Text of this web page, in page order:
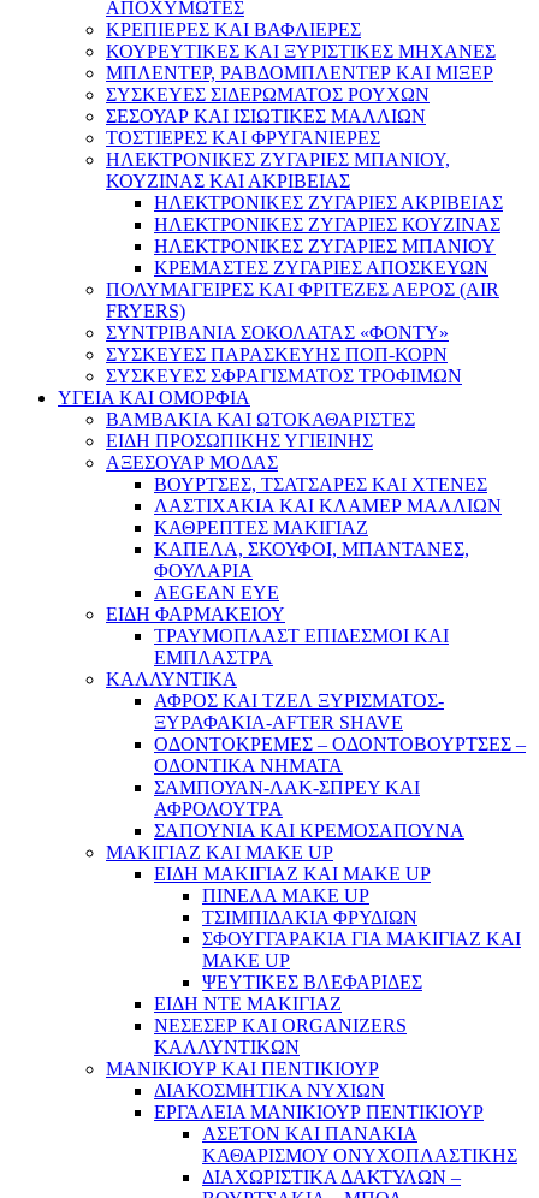
ΑΠΟΧΥΜΩΤΕΣ
ΚΡΕΠΙΕΡΕΣ ΚΑΙ ΒΑΦΛΙΕΡΕΣ
ΚΟΥΡΕΥΤΙΚΕΣ ΚΑΙ ΞΥΡΙΣΤΙΚΕΣ ΜΗΧΑΝΕΣ
ΜΠΛΕΝΤΕΡ, ΡΑΒΔΟΜΠΛΕΝΤΕΡ ΚΑΙ ΜΙΞΕΡ
ΣΥΣΚΕΥΕΣ ΣΙΔΕΡΩΜΑΤΟΣ ΡΟΥΧΩΝ
ΣΕΣΟΥΑΡ ΚΑΙ ΙΣΙΩΤΙΚΕΣ ΜΑΛΛΙΩΝ
ΤΟΣΤΙΕΡΕΣ ΚΑΙ ΦΡΥΓΑΝΙΕΡΕΣ
ΗΛΕΚΤΡΟΝΙΚΕΣ ΖΥΓΑΡΙΕΣ ΜΠΑΝΙΟΥ,
ΚΟΥΖΙΝΑΣ ΚΑΙ ΑΚΡΙΒΕΙΑΣ
ΗΛΕΚΤΡΟΝΙΚΕΣ ΖΥΓΑΡΙΕΣ ΑΚΡΙΒΕΙΑΣ
ΗΛΕΚΤΡΟΝΙΚΕΣ ΖΥΓΑΡΙΕΣ ΚΟΥΖΙΝΑΣ
ΗΛΕΚΤΡΟΝΙΚΕΣ ΖΥΓΑΡΙΕΣ ΜΠΑΝΙΟΥ
ΚΡΕΜΑΣΤΕΣ ΖΥΓΑΡΙΕΣ ΑΠΟΣΚΕΥΩΝ
ΠΟΛΥΜΑΓΕΙΡΕΣ ΚΑΙ ΦΡΙΤΕΖΕΣ ΑΕΡΟΣ (AIR
FRYERS)
ΣΥΝΤΡΙΒΑΝΙΑ ΣΟΚΟΛΑΤΑΣ «ΦΟΝΤΥ»
ΣΥΣΚΕΥΕΣ ΠΑΡΑΣΚΕΥΗΣ ΠΟΠ-ΚΟΡΝ
ΣΥΣΚΕΥΕΣ ΣΦΡΑΓΙΣΜΑΤΟΣ ΤΡΟΦΙΜΩΝ
ΥΓΕΙΑ ΚΑΙ ΟΜΟΡΦΙΑ
ΒΑΜΒΑΚΙΑ ΚΑΙ ΩΤΟΚΑΘΑΡΙΣΤΕΣ
ΕΙΔΗ ΠΡΟΣΩΠΙΚΗΣ ΥΓΙΕΙΝΗΣ
ΑΞΕΣΟΥΑΡ ΜΟΔΑΣ
ΒΟΥΡΤΣΕΣ, ΤΣΑΤΣΑΡΕΣ ΚΑΙ ΧΤΕΝΕΣ
ΛΑΣΤΙΧΑΚΙΑ ΚΑΙ ΚΛΑΜΕΡ ΜΑΛΛΙΩΝ
ΚΑΘΡΕΠΤΕΣ ΜΑΚΙΓΙΑΖ
ΚΑΠΕΛΑ, ΣΚΟΥΦΟΙ, ΜΠΑΝΤΑΝΕΣ,
ΦΟΥΛΑΡΙΑ
AEGEAN EYE
ΕΙΔΗ ΦΑΡΜΑΚΕΙΟΥ
ΤΡΑΥΜΟΠΛΑΣΤ ΕΠΙΔΕΣΜΟΙ ΚΑΙ
ΕΜΠΛΑΣΤΡΑ
ΚΑΛΛΥΝΤΙΚΑ
ΑΦΡΟΣ ΚΑΙ ΤΖΕΛ ΞΥΡΙΣΜΑΤΟΣ-
ΞΥΡΑΦΑΚΙΑ-AFTER SHAVE
ΟΔΟΝΤΟΚΡΕΜΕΣ – ΟΔΟΝΤΟΒΟΥΡΤΣΕΣ –
ΟΔΟΝΤΙΚΑ ΝΗΜΑΤΑ
ΣΑΜΠΟΥΑΝ-ΛΑΚ-ΣΠΡΕΥ ΚΑΙ
ΑΦΡΟΛΟΥΤΡΑ
ΣΑΠΟΥΝΙΑ ΚΑΙ ΚΡΕΜΟΣΑΠΟΥΝΑ
ΜΑΚΙΓΙΑΖ ΚΑΙ MAKE UP
ΕΙΔΗ ΜΑΚΙΓΙΑΖ ΚΑΙ MAKE UP
ΠΙΝΕΛΑ MAKE UP
ΤΣΙΜΠΙΔΑΚΙΑ ΦΡΥΔΙΩΝ
ΣΦΟΥΓΓΑΡΑΚΙΑ ΓΙΑ ΜΑΚΙΓΙΑZ ΚΑΙ
MAKE UP
ΨΕΥΤΙΚΕΣ ΒΛΕΦΑΡΙΔΕΣ
ΕΙΔΗ ΝΤΕ ΜΑΚΙΓΙΑΖ
ΝΕΣΕΣΕΡ ΚΑΙ ORGANIZERS
ΚΑΛΛΥΝΤΙΚΩΝ
ΜΑΝΙΚΙΟΥΡ ΚΑΙ ΠΕΝΤΙΚΙΟΥΡ
ΔΙΑΚΟΣΜΗΤΙΚΑ ΝΥΧΙΩΝ
ΕΡΓΑΛΕΙΑ ΜΑΝΙΚΙΟΥΡ ΠΕΝΤΙΚΙΟΥΡ
ΑΣΕΤΟΝ ΚΑΙ ΠΑΝΑΚΙΑ
ΚΑΘΑΡΙΣΜΟΥ ΟΝΥΧΟΠΛΑΣΤΙΚΗΣ
ΔΙΑΧΩΡΙΣΤΙΚΑ ΔΑΚΤΥΛΩΝ –